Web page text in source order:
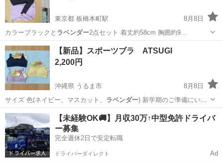
東京都 板橋本町駅
8月8日
カラーブラックと ラベンダー2点セット 着丈約58cm 胸囲約9…
東京 板橋区 板橋本町駅 セーター
【新品】スポーツブラ ATSUGI
2,200円
沖縄県 うるま市
8月8日
サイズ 色(ネイビー、マスカット、 ラベンダー) 新学期のご準備にいか
がでしょう…
沖縄 うるま市 キッズ用品 マスカット
【未経験OK🚚】月収30万↑中型免許ドライバ
ー募集
完全週休2日で安定転職
ドライバーダイレクト Ad